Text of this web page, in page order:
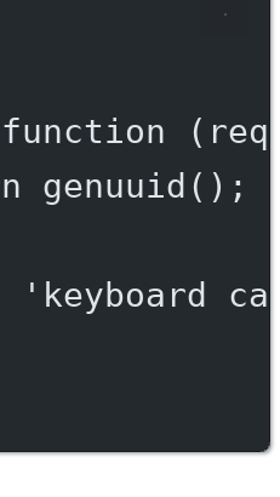
function ( req
genuuid ();
'keyboard